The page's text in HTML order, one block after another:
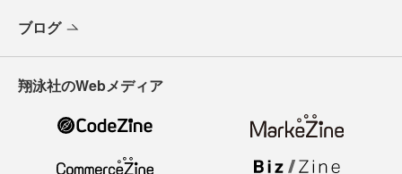
ブログ
翔泳社のWebメディア